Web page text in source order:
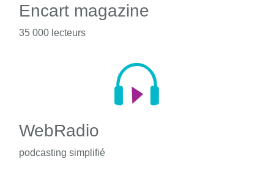
Encart magazine
35 000 lecteurs
WebRadio
podcasting simplifié